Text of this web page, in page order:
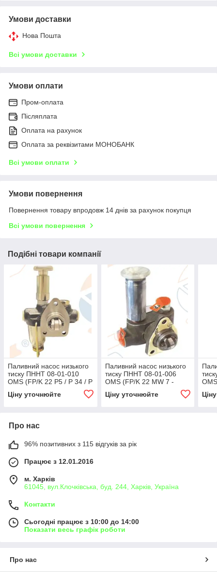
Умови доставки
Нова Пошта
Всі умови доставки
Умови оплати
Пром-оплата
Післяплата
Оплата на рахунок
Оплата за реквізитами МОНОБАНК
Всі умови оплати
Умови повернення
Повернення товару впродовж 14 днів за рахунок покупця
Всі умови повернення
Подібні товари компанії
Паливний насос низького
тиску ПННТ 08-01-010
OMS (FP/K 22 P5 / P 34 / P
0440008032, 0440008046,
Ціну уточнюйте
Паливний насос низького
тиску ПННТ 08-01-006
OMS (FP/K 22 MW 7 -
(0440017999,
Ціну уточнюйте
Про нас
96% позитивних з 115 відгуків за рік
Працює з 12.01.2016
м. Харків
61045, вул.Клочківська, буд. 244, Харків, Україна
Контакти
Сьогодні працює з 10:00 до 14:00
Показати весь графік роботи
Про нас